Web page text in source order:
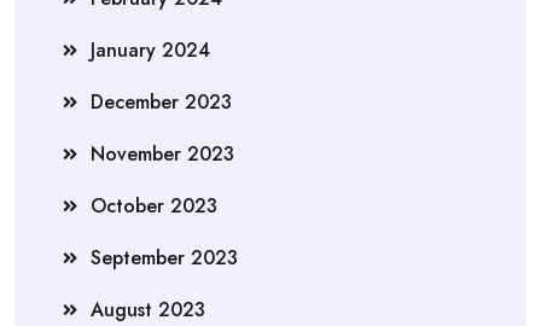
January 2024
December 2023
November 2023
October 2023
September 2023
August 2023